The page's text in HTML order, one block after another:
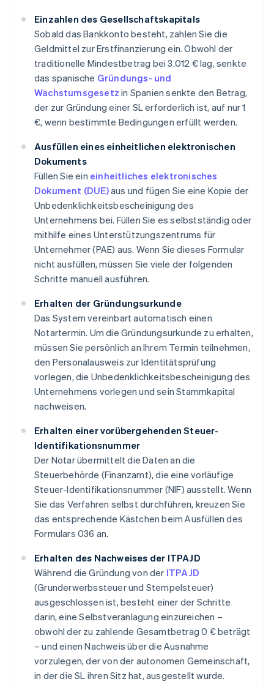
Einzahlen des Gesellschaftskapitals
Sobald das Bankkonto besteht, zahlen Sie die
Geldmittel zur Erstfinanzierung ein. Obwohl der
traditionelle Mindestbetrag bei 3.012 € lag, senkte
das spanische Gründungs- und
Wachstumsgesetz in Spanien senkte den Betrag,
der zur Gründung einer SL erforderlich ist, auf nur 1
€, wenn bestimmte Bedingungen erfüllt werden.
Ausfüllen eines einheitlichen elektronischen
Dokuments
Füllen Sie ein einheitliches elektronisches
Dokument (DUE)aus und fügen Sie eine Kopie der
Unbedenklichkeitsbescheinigung des
Unternehmens bei. Füllen Sie es selbstständig oder
mithilfe eines Unterstützungszentrums für
Unternehmer (PAE) aus. Wenn Sie dieses Formular
nicht ausfüllen, müssen Sie viele der folgenden
Schritte manuell ausführen.
Erhalten der Gründungsurkunde
Das System vereinbart automatisch einen
Notartermin. Um die Gründungsurkunde zu erhalten,
müssen Sie persönlich an Ihrem Termin teilnehmen,
den Personalausweis zur Identitätsprüfung
vorlegen, die Unbedenklichkeitsbescheinigung des
Unternehmens vorlegen und sein Stammkapital
nachweisen.
Erhalten einer vorübergehenden Steuer-
Identifikationsnummer
Der Notar übermittelt die Daten an die
Steuerbehörde (Finanzamt), die eine vorläufige
Steuer-Identifikationsnummer (NIF) ausstellt. Wenn
Sie das Verfahren selbst durchführen, kreuzen Sie
das entsprechende Kästchen beim Ausfüllen des
Formulars 036 an.
Erhalten des Nachweises der ITPAJD
Während die Gründung von der ITPAJD
(Grunderwerbssteuer und Stempelsteuer)
ausgeschlossen ist, besteht einer der Schritte
darin, eine Selbstveranlagung einzureichen –
obwohl der zu zahlende Gesamtbetrag 0 € beträgt
– und einen Nachweis über die Ausnahme
vorzulegen, der von der autonomen Gemeinschaft,
in der die SL ihren Sitz hat, ausgestellt wurde.